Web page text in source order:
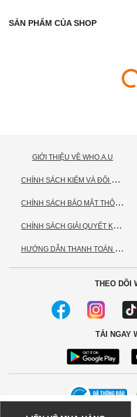
SẢN PHẨM CỦA SHOP
GIỚI THIỆU VỀ WHO.A.U
C
HÍNH SÁCH KIỂM VÀ ĐỔI TRẢ HÀNG
C
HÍNH SÁCH BẢO MẬT THÔNG TIN CÁ NHÂN
C
HÍNH SÁCH GIẢI QUYẾT KHIẾU NẠI
H
ƯỚNG DẪN THANH TOÁN VNPAY
THEO DÕI
TẢI NGAY